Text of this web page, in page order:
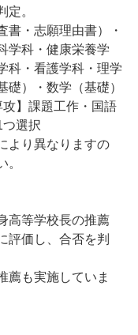
定。
書・志願理由書）・
学科・健康栄養学
科・看護学科・理学
）・数学（基礎）
】課題工作・国語
つ選択
より異なりますの
。
高等学校長の推薦
評価し、合否を判
薦も実施していま